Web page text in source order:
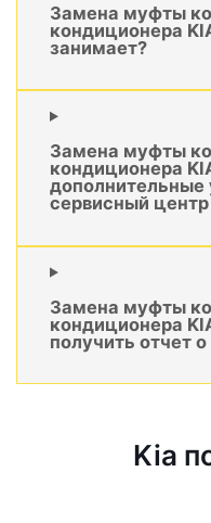
Замена муфты
кондиционера
занимает?
Замена муфты
кондиционера
дополнительные
сервисный
Замена муфты
кондиционера
получить отчет
Kia